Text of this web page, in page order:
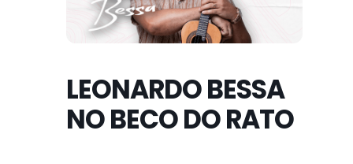
LEONARDO BESSA
NO BECO DO RATO